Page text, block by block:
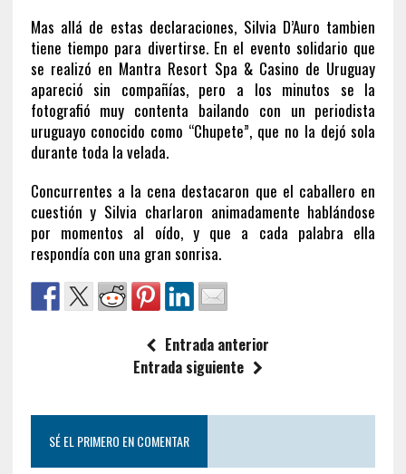
Mas allá de estas declaraciones, Silvia D’Auro tambien
tiene tiempo para divertirse. En el evento solidario que
se realizó en Mantra Resort Spa & Casino de Uruguay
apareció sin compañías, pero a los minutos se la
fotografió muy contenta bailando con un periodista
uruguayo conocido como “Chupete”, que no la dejó sola
durante toda la velada.
Concurrentes a la cena destacaron que el caballero en
cuestión y Silvia charlaron animadamente hablándose
por momentos al oído, y que a cada palabra ella
respondía con una gran sonrisa.
Entrada anterior
Entrada siguiente
SÉ EL PRIMERO EN COMENTAR